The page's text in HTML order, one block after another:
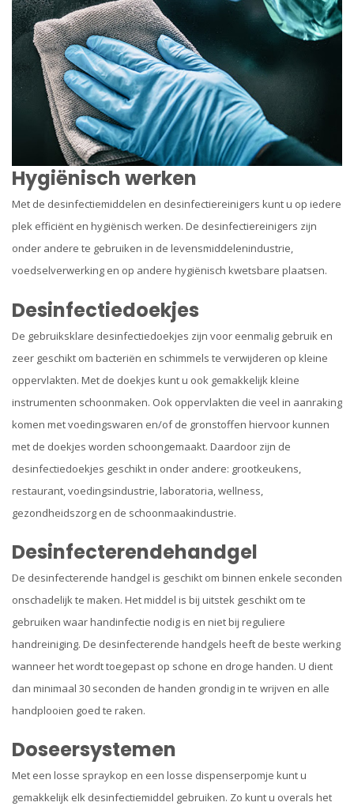
Hygiënisch werken
Met de desinfectiemiddelen en desinfectiereinigers kunt u op iedere
plek efficiënt en hygiënisch werken. De desinfectiereinigers zijn
onder andere te gebruiken in de levensmiddelenindustrie,
voedselverwerking en op andere hygiënisch kwetsbare plaatsen.
Desinfectiedoekjes
De gebruiksklare desinfectiedoekjes zijn voor eenmalig gebruik en
zeer geschikt om bacteriën en schimmels te verwijderen op kleine
oppervlakten. Met de doekjes kunt u ook gemakkelijk kleine
instrumenten schoonmaken. Ook oppervlakten die veel in aanraking
komen met voedingswaren en/of de gronstoffen hiervoor kunnen
met de doekjes worden schoongemaakt. Daardoor zijn de
desinfectiedoekjes geschikt in onder andere: grootkeukens,
restaurant, voedingsindustrie, laboratoria, wellness,
gezondheidszorg en de schoonmaakindustrie.
Desinfecterendehandgel
De desinfecterende handgel is geschikt om binnen enkele seconden
onschadelijk te maken. Het middel is bij uitstek geschikt om te
gebruiken waar handinfectie nodig is en niet bij reguliere
handreiniging. De desinfecterende handgels heeft de beste werking
wanneer het wordt toegepast op schone en droge handen. U dient
dan minimaal 30 seconden de handen grondig in te wrijven en alle
handplooien goed te raken.
Doseersystemen
Met een losse spraykop en een losse dispenserpomje kunt u
gemakkelijk elk desinfectiemiddel gebruiken. Zo kunt u overals het